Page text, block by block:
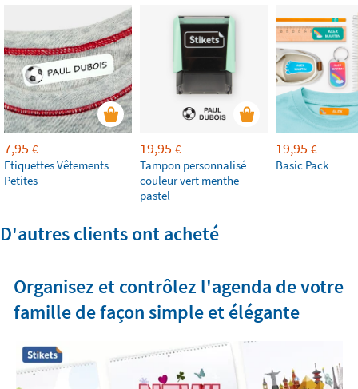
7,95 €
Etiquettes Vêtements
Petites
19,95 €
Tampon personnalisé
couleur vert menthe
pastel
19,95 €
Basic Pack
D'autres clients ont acheté
Organisez et contrôlez l'agenda de votre
famille de façon simple et élégante